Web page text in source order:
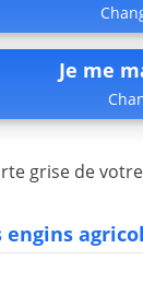
Je me
grise de
engins